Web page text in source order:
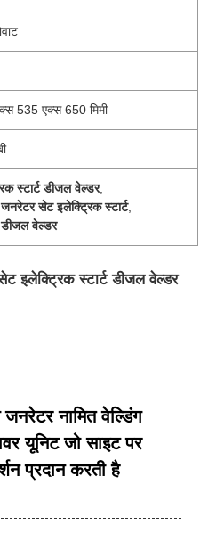
535 एक्स 650 मिमी
स्टार्ट डीजल वेल्डर,
सेट इलेक्ट्रिक स्टार्ट,
वेल्डर
इलेक्ट्रिक स्टार्ट डीजल वेल्डर
नामित वेल्डिंग
यूनिट जो साइट पर
प्रदान करती है